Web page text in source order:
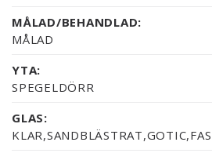
MÅLAD/BEHANDLAD:
MÅLAD
YTA:
SPEGELDÖRR
GLAS: